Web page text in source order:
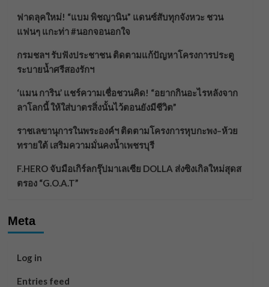
ฟาดลุคใหม่! “แบม พิชญานิน” แดนซ์สับทุกจังหวะ ชวน
แฟนๆ แกะท่า #นอกจอนอกใจ
กรมชลฯ รับฟังประชาชน ติดตามแก้ปัญหาโครงการประตู
ระบายน้ำศรีสองรักฯ
‘แมน การิน’ แชร์ความเชื่อชวนคิด! “อยากกินอะไรหลังจาก
ลาโลกนี้ ให้ใส่บาตรสิ่งนั้นไว้ตอนยังมีชีวิต”
ราชเลขานุการในพระองค์ฯ ติดตามโครงการหุบกะพง–ห้วย
ทรายใต้ เสริมความมั่นคงน้ำเพชรบุรี
F.HERO จับมือเกิร์ลกรุ๊ปมาเลเซีย DOLLA ส่งซิงเกิลใหม่สุดส
ตรอง “G.O.A.T”
Meta
Log in
Entries feed